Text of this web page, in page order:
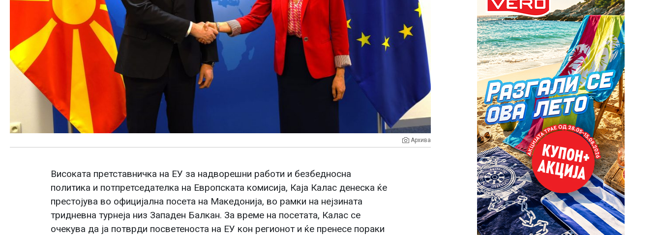
Архива
Високата претставничка на ЕУ за надворешни работи и безбедносна
политика и потпретседателка на Европската комисија, Каја Калас денеска ќе
престојува во официјална посета на Македонија, во рамки на нејзината
тридневна турнеја низ Западен Балкан. За време на посетата, Калас се
очекува да ја потврди посветеноста на ЕУ кон регионот и ќе пренесе пораки